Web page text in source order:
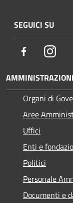
SEGUICI SU
Facebook
Organi di
Aree
Uffici
Enti e
Politici
Personale
Documenti e